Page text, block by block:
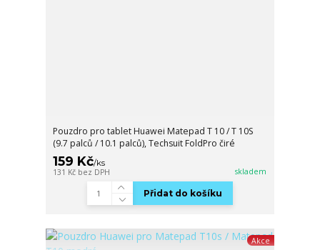
Pouzdro pro tablet Huawei Matepad T 10 / T 10S
(9.7 palců / 10.1 palců), Techsuit FoldPro čiré
159 Kč/ks
131 Kč bez DPH skladem
Přidat do košíku
Akce